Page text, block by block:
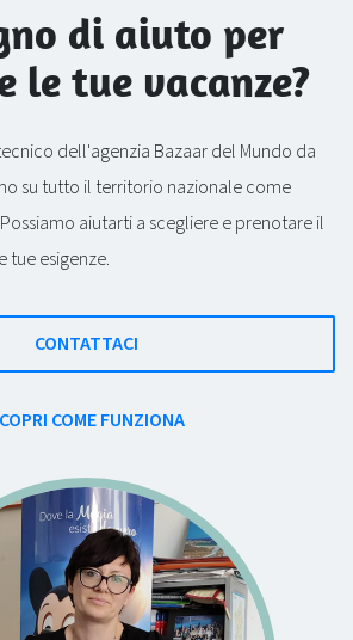
di aiuto per
le tue vacanze?
dell'agenzia Bazaar del Mundo da
su tutto il territorio nazionale come
aiutarti a scegliere e prenotare il
tue esigenze.
CONTATTACI
COME FUNZIONA